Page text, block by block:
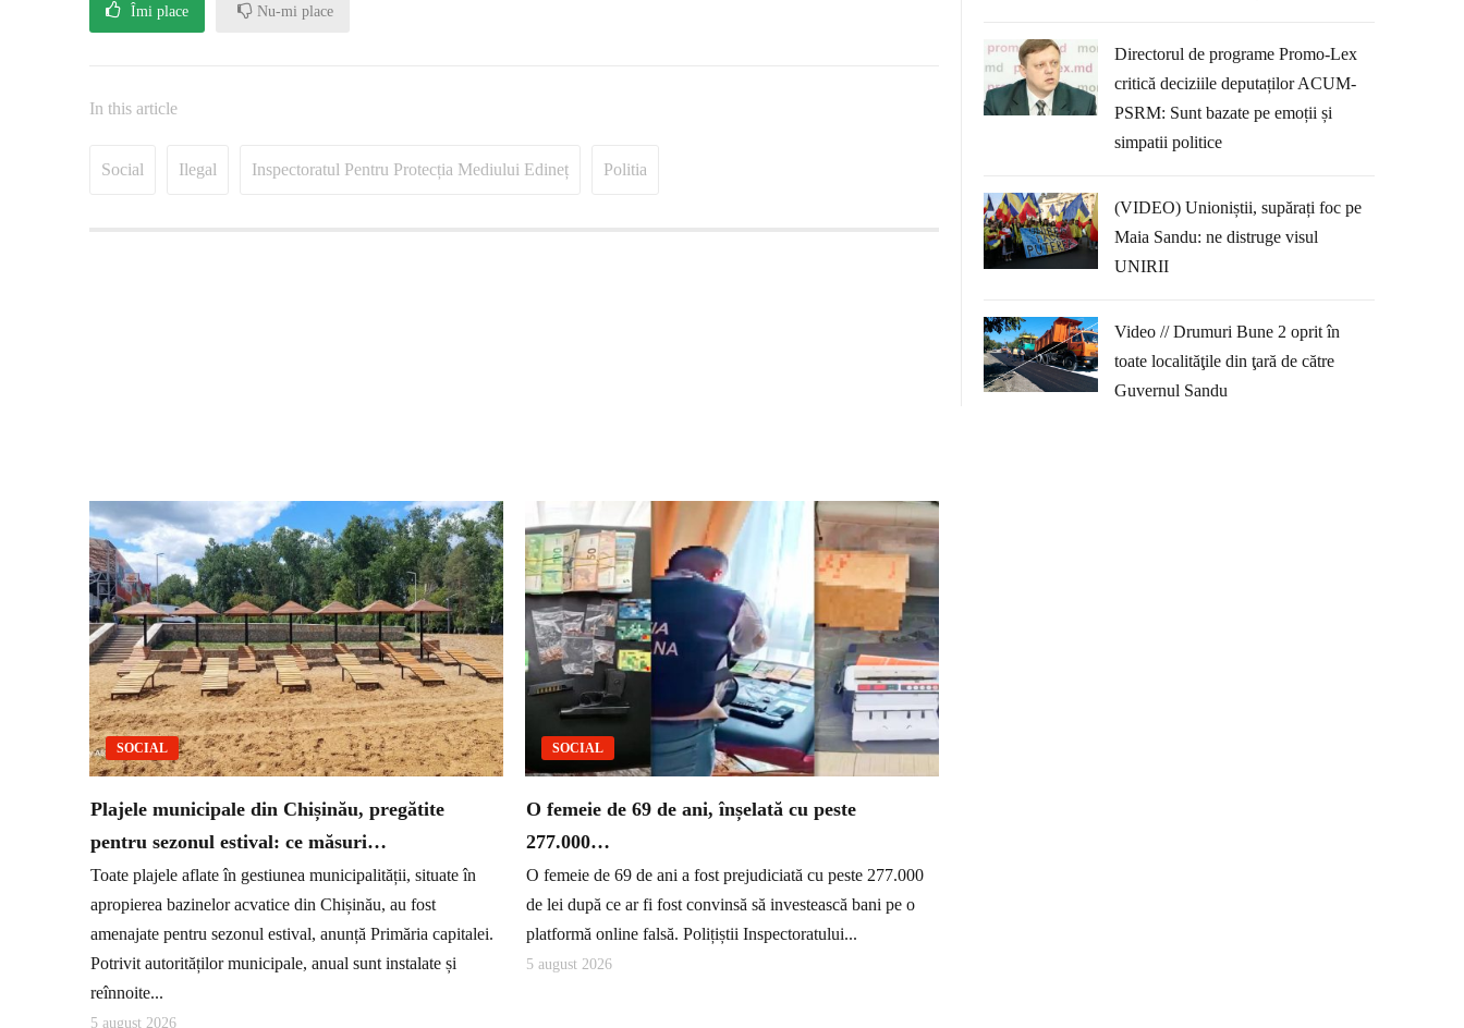
Îmi place Nu-mi place
In this article
Social Ilegal Inspectoratul Pentru Protecția Mediului Edineț Politia
SOCIAL
Plajele municipale din Chișinău, pregătite
pentru sezonul estival: ce măsuri…
Toate plajele aflate în gestiunea municipalității, situate în
apropierea bazinelor acvatice din Chișinău, au fost
amenajate pentru sezonul estival, anunță Primăria capitalei.
Potrivit autorităților municipale, anual sunt instalate și
reînnoite...
5 august 2026
SOCIAL
O femeie de 69 de ani, înșelată cu peste
277.000…
O femeie de 69 de ani a fost prejudiciată cu peste 277.000
de lei după ce ar fi fost convinsă să investească bani pe o
platformă online falsă. Polițiștii Inspectoratului...
5 august 2026
Directorul de programe Promo-Lex
critică deciziile deputaților ACUM-
PSRM: Sunt bazate pe emoții și
simpatii politice
(VIDEO) Unioniștii, supărați foc pe
Maia Sandu: ne distruge visul
UNIRII
Video // Drumuri Bune 2 oprit în
toate localităţile din ţară de către
Guvernul Sandu